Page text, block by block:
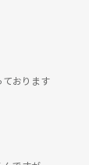
ております